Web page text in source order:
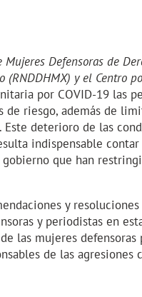
Defensoras de
(RNDDHMX) y el Centro
por COVID-19 las
riesgo, además de
deterioro de las
indispensable
que han
y
y periodistas en
las mujeres defensoras
de las agresiones